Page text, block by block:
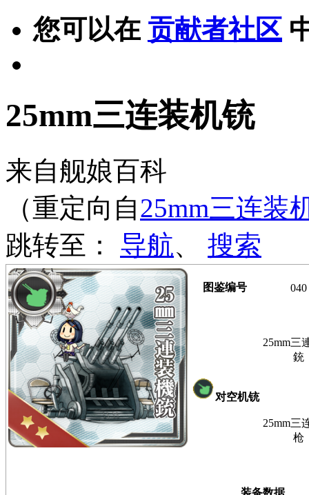
您可以在 贡献者社区
25mm三连装机铳
来自舰娘百科
（重定向自25mm三连装
跳转至： 导航、 搜索
图鉴编号 040
对空机铳
25mm三
銃
25mm三
枪
装备数据